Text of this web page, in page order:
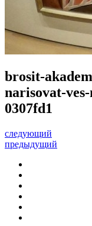
brosit-
narisovat-
0307fd1
следующий
предыдущий